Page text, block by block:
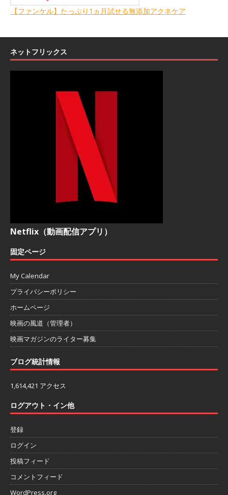
【ファンケル】たっぷり1ヵ月試せる無添加アクネケア
ネットフリックス
Netflix（動画配信アプリ）
固定ページ
My Calendar
プライバシーポリシー
ホームページ
映画の風道（管理者）
映画マガジンのライター募集
ブログ統計情報
1,614,421 アクセス
ログアウト・イン他
登録
ログイン
投稿フィード
コメントフィード
WordPress.org